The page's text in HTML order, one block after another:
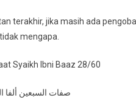
terakhir, jika masih ada
mengapa.
Syaikh Ibni Baaz 28/60
صفات السبعين ألفا